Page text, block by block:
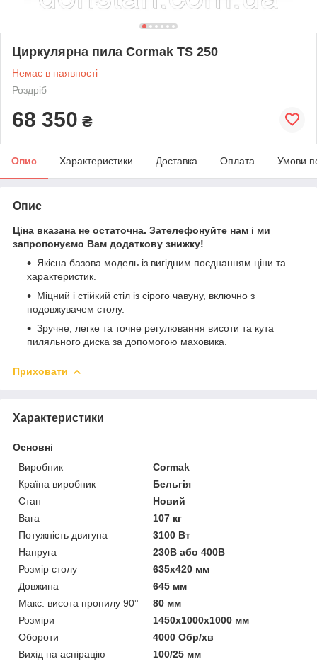
Циркулярна пила Cormak TS 250
Немає в наявності
Роздріб
68 350 ₴
Опис Характеристики Доставка Оплата Умови
Опис
Ціна вказана не остаточна. Зателефонуйте нам і ми
запропонуємо Вам додаткову знижку!
Якісна базова модель із вигідним поєднанням ціни та
характеристик.
Міцний і стійкий стіл із сірого чавуну, включно з
подовжувачем столу.
Зручне, легке та точне регулювання висоти та кута
пиляльного диска за допомогою маховика.
Приховати
Характеристики
Основні
Виробник
Cormak
Країна виробник
Бельгія
Стан
Новий
Вага
107 кг
Потужність двигуна
3100 Вт
Напруга
230В або 400В
Розмір столу
635x420 мм
Довжина
645 мм
Макс. висота пропилу 90°
80 мм
Розміри
1450x1000x1000 мм
Обороти
4000 Обр/хв
Вихід на аспірацію
100/25 мм